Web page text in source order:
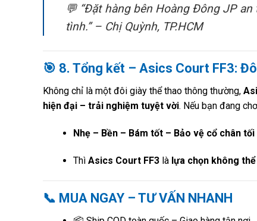
💬 “Đặt hàng bên Hoàng Đông JP
tình.”– Chị Quỳnh, TP.HCM
🎯 8. Tổng kết – Asics Court FF3:
Không chỉ là một đôi giày thể thao thông thường,
hiện đại – trải nghiệm tuyệt vời. Nếu bạn đang
Nhẹ – Bền – Bám tốt – Bảo vệ cổ chân tối
Thì Asics Court FF3là lựa chọn không
📞 MUA NGAY – TƯ VẤN NHANH